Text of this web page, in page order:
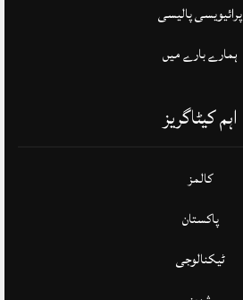
پرائیویسی پالیسی
ہمارے بارے میں
اہم کیٹاگریز
کالمز
پاکستان
ٹیکنالوجی